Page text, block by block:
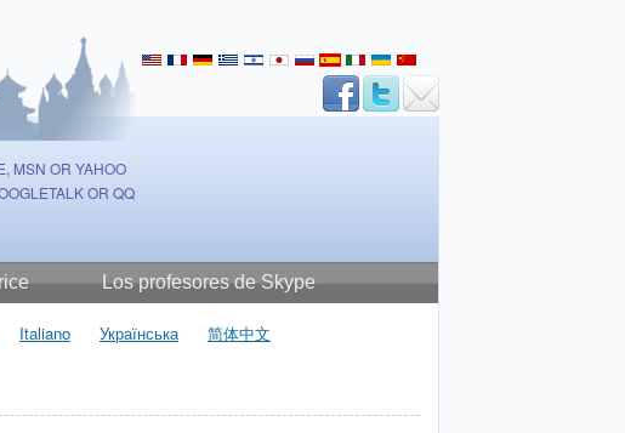
MSN OR YAHOO
OR QQ
Los profesores de Skype
Italiano Українська 简体中文